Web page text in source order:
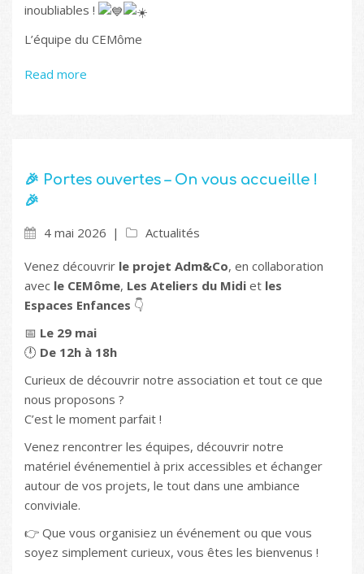
inoubliables !
L’équipe du CEMôme
Read more
🎉 Portes ouvertes – On vous accueille !
🎉
4 mai 2026
Actualités
Venez découvrir le projet Adm&Co, en collaboration
avec le CEMôme, Les Ateliers du Midi et les
Espaces Enfances 👇
📅 Le 29 mai
🕛 De 12h à 18h
Curieux de découvrir notre association et tout ce que
nous proposons ?
C’est le moment parfait !
Venez rencontrer les équipes, découvrir notre
matériel événementiel à prix accessibles et échanger
autour de vos projets, le tout dans une ambiance
conviviale.
👉 Que vous organisiez un événement ou que vous
soyez simplement curieux, vous êtes les bienvenus !